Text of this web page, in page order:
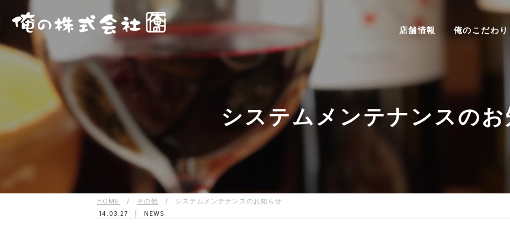
店舗情報 俺のこだわり
システムメンテナンスのお
HOME / その他 / システムメンテナンスのお知らせ
14.03.27 | NEWS